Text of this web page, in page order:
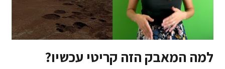
למה המאבק הזה קריטי עכשיו?